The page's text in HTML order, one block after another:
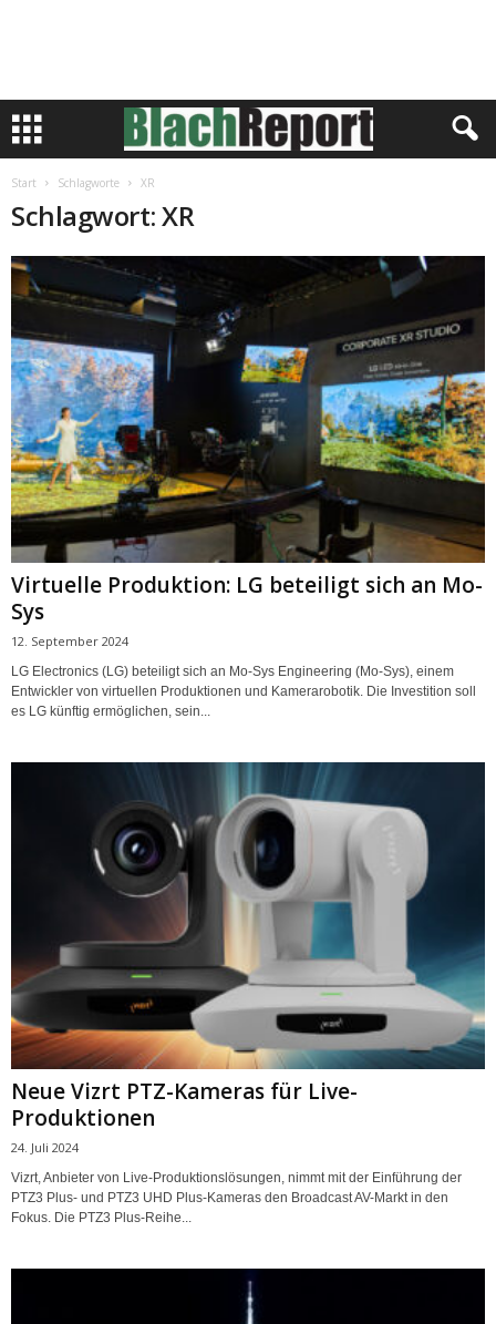
Start Schlagworte XR
Schlagwort: XR
Virtuelle Produktion: LG beteiligt sich an Mo-
Sys
12. September 2024
LG Electronics (LG) beteiligt sich an Mo-Sys Engineering (Mo-Sys), einem
Entwickler von virtuellen Produktionen und Kamerarobotik. Die Investition soll
es LG künftig ermöglichen, sein...
Neue Vizrt PTZ-Kameras für Live-
Produktionen
24. Juli 2024
Vizrt, Anbieter von Live-Produktionslösungen, nimmt mit der Einführung der
PTZ3 Plus- und PTZ3 UHD Plus-Kameras den Broadcast AV-Markt in den
Fokus. Die PTZ3 Plus-Reihe...